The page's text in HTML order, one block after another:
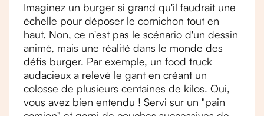
Imaginez un burger si grand qu'il faudrait une
échelle pour déposer le cornichon tout en
haut. Non, ce n'est pas le scénario d'un dessin
animé, mais une réalité dans le monde des
défis burger. Par exemple, un food truck
audacieux a relevé le gant en créant un
colosse de plusieurs centaines de kilos. Oui,
vous avez bien entendu ! Servi sur un "pain